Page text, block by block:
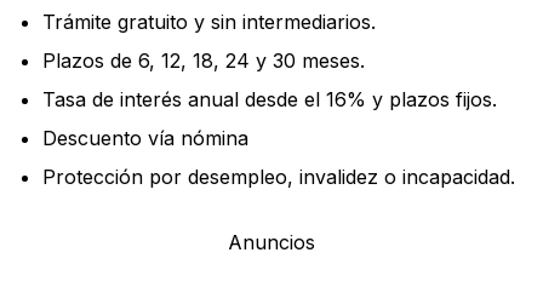
Trámite gratuito y sin intermediarios.
Plazos de 6, 12, 18, 24 y 30 meses.
Tasa de interés anual desde el 16% y plazos fijos.
Descuento vía nómina
Protección por desempleo, invalidez o incapacidad.
Anuncios